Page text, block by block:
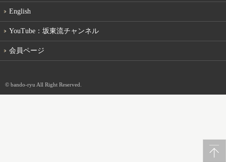
English
YouTube：坂東流チャンネル
会員ページ
© bando-ryu All Right Reserved.